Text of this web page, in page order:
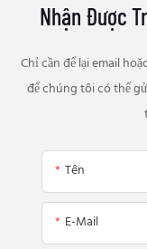
Nhận Được
Chỉ cần để lại email
để chúng tôi có thể
Tên
E-Mail